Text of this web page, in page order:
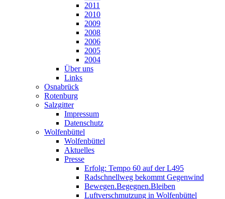
2011
2010
2009
2008
2006
2005
2004
Über uns
Links
Osnabrück
Rotenburg
Salzgitter
Impressum
Datenschutz
Wolfenbüttel
Wolfenbüttel
Aktuelles
Presse
Erfolg: Tempo 60 auf der L495
Radschnellweg bekommt Gegenwind
Bewegen.Begegnen.Bleiben
Luftverschmutzung in Wolfenbüttel